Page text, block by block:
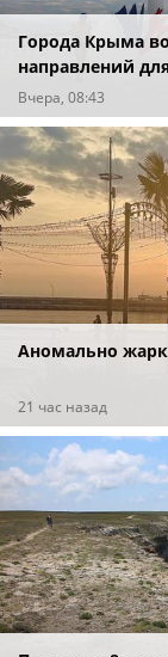
Города Крыма
направлений
Вчера, 08:43
Аномально
21 час назад